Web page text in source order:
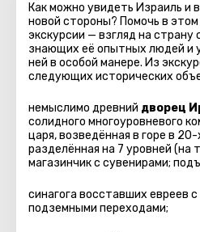
Как можно увидеть Израиль и
новой стороны? Помочь в
экскурсии — взгляд на
знающих её опытных людей и
ней в особой манере. Из
следующих исторических
немыслимо древний дворец
солидного многоуровневого
царя, возведённая в горе в 20-
разделённая на 7 уровней (на
магазинчик с сувенирами;
синагога восставших евреев
подземными переходами;